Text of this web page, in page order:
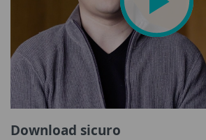
Download sicuro